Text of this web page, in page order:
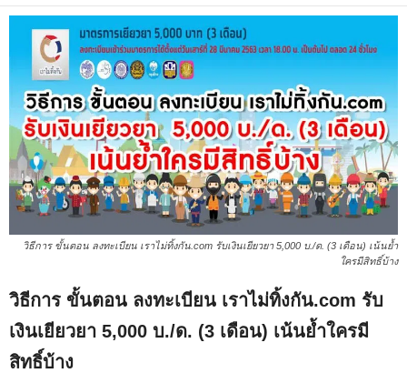
วิธีการ ขั้นตอน ลงทะเบียน เราไม่ทิ้งกัน.com รับเงินเยียวยา 5,000 บ./ด. (3 เดือน) เน้นย้ำ
ใครมีสิทธิ์บ้าง
วิธีการ ขั้นตอน ลงทะเบียน เราไม่ทิ้งกัน.com รับ
เงินเยียวยา 5,000 บ./ด. (3 เดือน) เน้นย้ำใครมี
สิทธิ์บ้าง